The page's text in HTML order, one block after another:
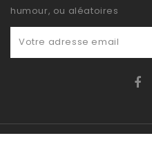
humour, ou aléatoires